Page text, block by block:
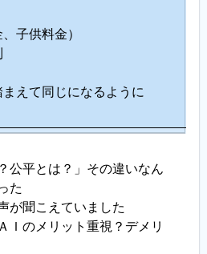
子供料金）
まえて同じになるように
公平とは？」その違いなん
た
が聞こえていました
Ｉのメリット重視？デメリ